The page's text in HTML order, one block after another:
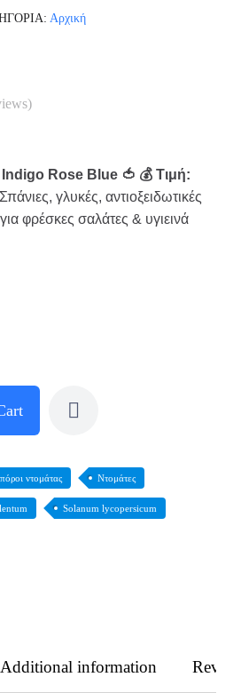
Αρχική
Rose Blue 🍅 💰 Τιμή:
Σπάνιες, γλυκές, αντιοξειδωτικές
φρέσκες σαλάτες & υγιεινά
ντομάτας Ντομάτες
Solanum lycopersicum
Additional information